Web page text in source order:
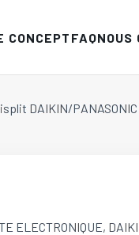
CONCEPT FAQNOUS
DAIKIN/PANASONIC
ELECTRONIQUE,